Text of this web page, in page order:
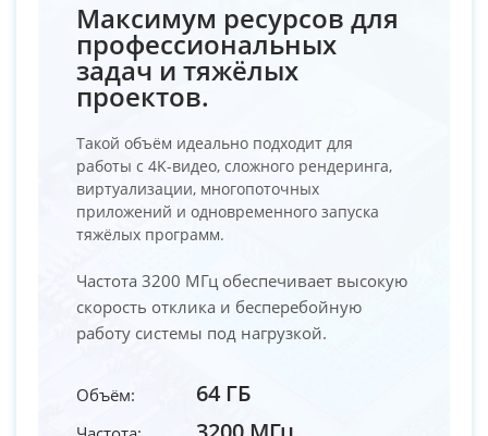
Максимум ресурсов для
профессиональных
задач и тяжёлых
проектов.
Такой объём идеально подходит для
работы с 4K-видео, сложного рендеринга,
виртуализации, многопоточных
приложений и одновременного запуска
тяжёлых программ.
Частота 3200 МГц обеспечивает высокую
скорость отклика и бесперебойную
работу системы под нагрузкой.
Объём: 64 ГБ